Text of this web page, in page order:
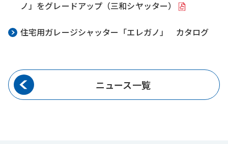
ノ」をグレードアップ（三和シヤッター）
住宅用ガレージシャッター「エレガノ」 カタログ
ニュース一覧